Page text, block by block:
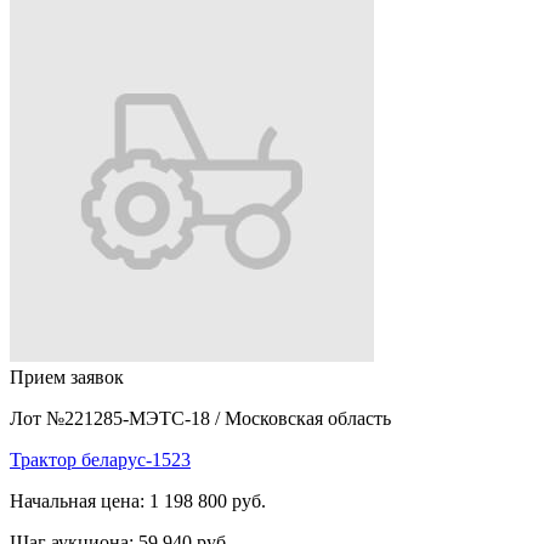
Прием заявок
Лот №221285-МЭТС-18 / Московская область
Трактор беларус-1523
Начальная цена: 1 198 800 руб.